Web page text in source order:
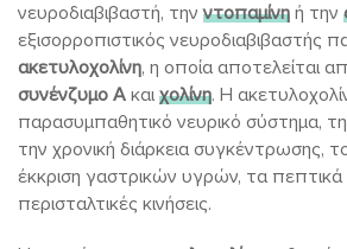
νευροδιαβιβαστή, τηνντοπαμίνη ή την
εξισορροπιστικός νευροδιαβιβαστής
ακετυλοχολίνη, η οποία αποτελείται
συνένζυμο Α και χολίνη. Η
παρασυμπαθητικό νευρικό σύστημα,
την χρονική διάρκεια συγκέντρωσης,
έκκριση γαστρικών υγρών, τα πεπτικά
περισταλτικές κινήσεις.